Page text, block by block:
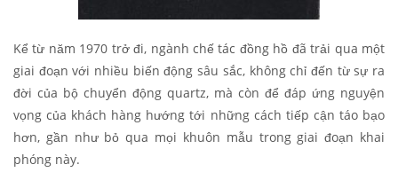
Kể từ năm 1970 trở đi, ngành chế tác đồng hồ đã trải qua một
giai đoạn với nhiều biến động sâu sắc, không chỉ đến từ sự ra
đời của bộ chuyển động quartz, mà còn để đáp ứng nguyện
vọng của khách hàng hướng tới những cách tiếp cận táo bạo
hơn, gần như bỏ qua mọi khuôn mẫu trong giai đoạn khai
phóng này.